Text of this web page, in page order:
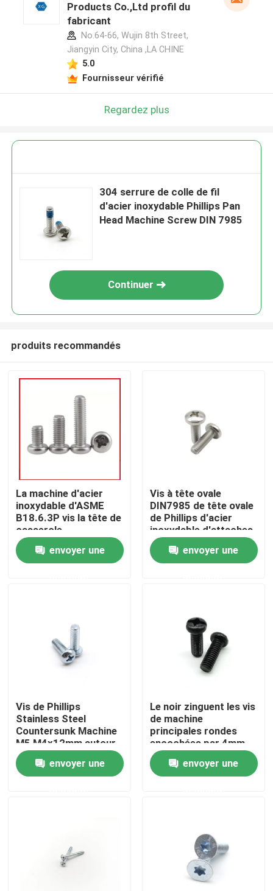
Maison
Au sujet de nous
Contrôle de qualité
Contactez-nous
Boulons d'écrous de vis d'acier inoxydable
Products Co.,Ltd profil du
fabricant
No.64-66, Wujin 8th Street,
Jiangyin City, China ,LA CHINE
5.0
Fournisseur vérifié
Regardez plus
304 serrure de colle de fil
d'acier inoxydable Phillips Pan
Head Machine Screw DIN 7985
Continuer
produits recommandés
La machine d'acier
inoxydable d'ASME
B18.6.3P vis la tête de
casserole
d'entraînement de
Phillips 18-8envoyer une
Vis à tête ovale
DIN7985 de tête ovale
de Phillips d'acier
inoxydable d'attaches
standard
envoyer une
Vis de Phillips
Stainless Steel
Countersunk Machine
M5 M4x12mm autour
des vis principales
envoyer une
Le noir zinguent les vis
de machine
principales rondes
encochées par 4mm
d'acier Phillips Combo
Drive
envoyer une